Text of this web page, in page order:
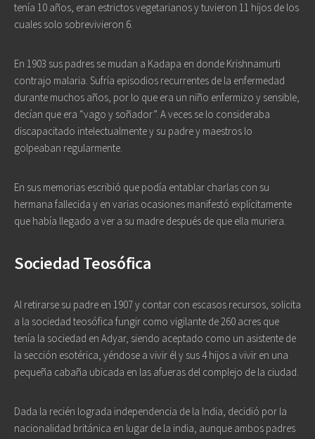
tenía 10 años, eran estrictos vegetarianos y tuvieron 11 hijos de los
cuales solo sobrevivieron 6.
En 1903 sus padres se mudan a Kadapa en donde Krishnamurti
contrajo malaria. Sufría episodios recurrentes de la enfermedad
durante muchos años, por lo que era un niño enfermizo y sensible,
decían que era “vago y soñador”. A veces se lo consideraba
discapacitado intelectualmente y su padre y maestros lo
golpeaban regularmente.
En sus memorias escribió que podía entablar charlas con su
hermana fallecida y en varias ocasiones manifestó explícitamente
que había llegado a ver a su madre después de que ella muriera.
Sociedad Teosófica
Al retirarse su padre en 1907 y contar con escasos recursos, solicita
a la sociedad teosófica fungir como vigilante de 260 acres que
tenía la sociedad en Adyar, siendo aceptado como un asistente de
la sección esotérica, yéndose a vivir él y sus 4 hijos a vivir en una
pequeña cabaña ubicada en las afueras del complejo de la ciudad.
Dada la recién lograda independencia de la India, decidió por la
nacionalidad británica en lugar de la india, aunque ambos padres